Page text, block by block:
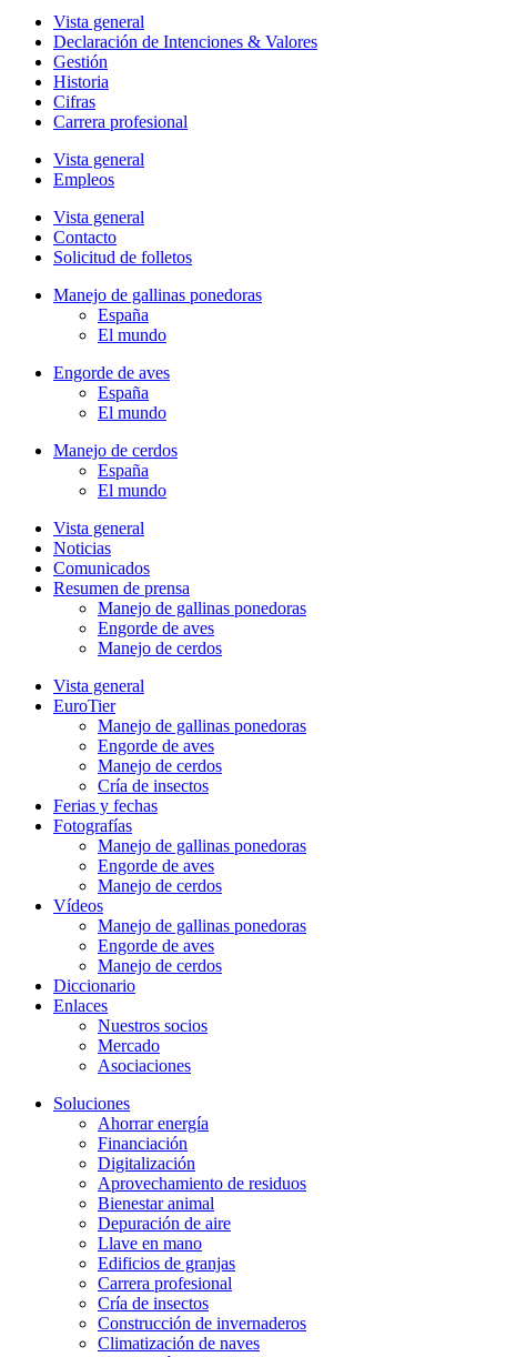
Vista general
Declaración de Intenciones & Valores
Gestión
Historia
Cifras
Carrera profesional
Vista general
Empleos
Vista general
Contacto
Solicitud de folletos
Manejo de gallinas ponedoras
España
El mundo
Engorde de aves
España
El mundo
Manejo de cerdos
España
El mundo
Vista general
Noticias
Comunicados
Resumen de prensa
Manejo de gallinas ponedoras
Engorde de aves
Manejo de cerdos
Vista general
EuroTier
Manejo de gallinas ponedoras
Engorde de aves
Manejo de cerdos
Cría de insectos
Ferias y fechas
Fotografías
Manejo de gallinas ponedoras
Engorde de aves
Manejo de cerdos
Vídeos
Manejo de gallinas ponedoras
Engorde de aves
Manejo de cerdos
Diccionario
Enlaces
Nuestros socios
Mercado
Asociaciones
Soluciones
Ahorrar energía
Financiación
Digitalización
Aprovechamiento de residuos
Bienestar animal
Depuración de aire
Llave en mano
Edificios de granjas
Carrera profesional
Cría de insectos
Construcción de invernaderos
Climatización de naves